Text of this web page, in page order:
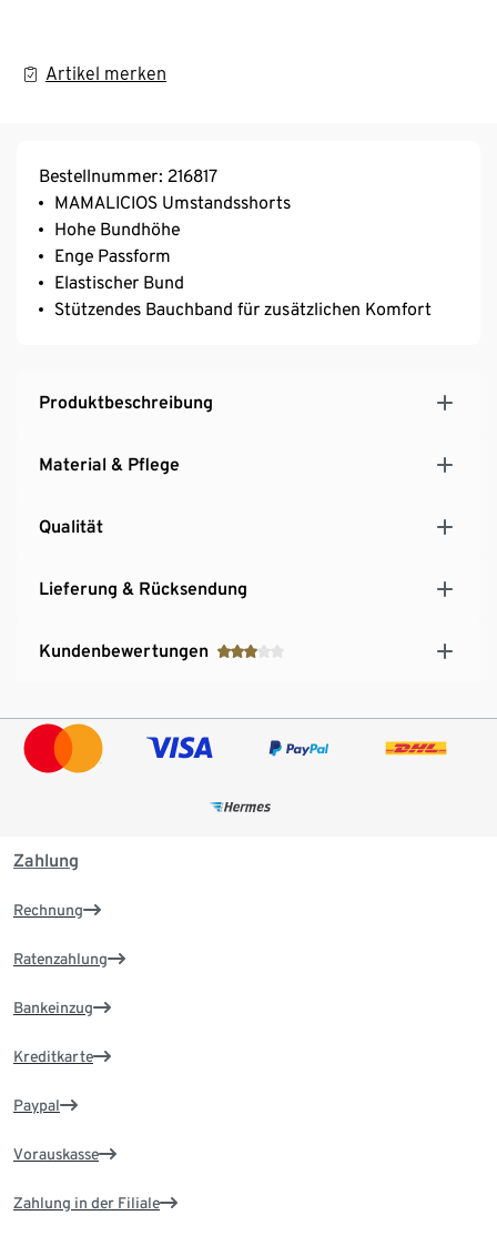
Artikel merken
Bestellnummer: 216817
MAMALICIOS Umstandsshorts
Hohe Bundhöhe
Enge Passform
Elastischer Bund
Stützendes Bauchband für zusätzlichen Komfort
Produktbeschreibung
Material & Pflege
Qualität
Lieferung & Rücksendung
Kundenbewertungen
Zahlung
Rechnung
Ratenzahlung
Bankeinzug
Kreditkarte
Paypal
Vorauskasse
Zahlung in der Filiale